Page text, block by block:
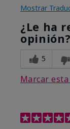
Mostrar
¿Le ha
opinión?
5
Marcar